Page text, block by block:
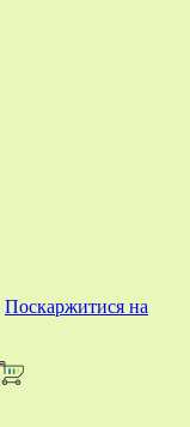
Поскаржитися на